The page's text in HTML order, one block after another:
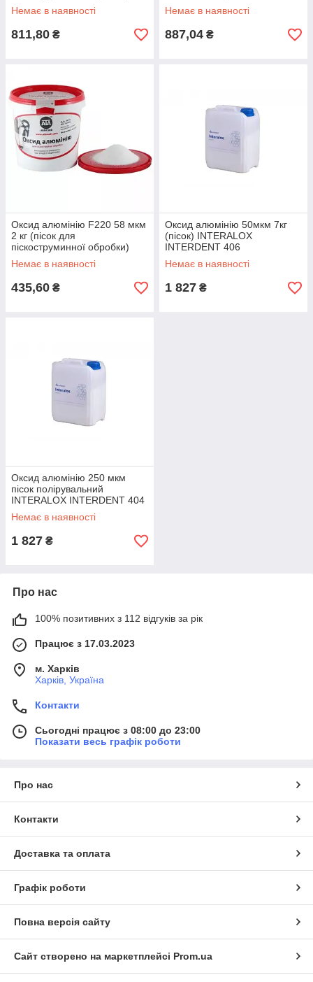
Немає в наявності
811,80 ₴
Немає в наявності
887,04 ₴
Оксид алюмінію F220 58 мкм
2 кг (пісок для
піскоструминної обробки)
Немає в наявності
435,60 ₴
Оксид алюмінію 50мкм 7кг
(пісок) INTERALOX
INTERDENT 406
Немає в наявності
1 827 ₴
Оксид алюмінію 250 мкм
пісок полірувальний
INTERALOX INTERDENT 404
7 кг
Немає в наявності
1 827 ₴
Про нас
100% позитивних з 112 відгуків за рік
Працює з 17.03.2023
м. Харків
Харків, Україна
Контакти
Сьогодні працює з 08:00 до 23:00
Показати весь графік роботи
Про нас
Контакти
Доставка та оплата
Графік роботи
Повна версія сайту
Сайт створено на маркетплейсі Prom.ua